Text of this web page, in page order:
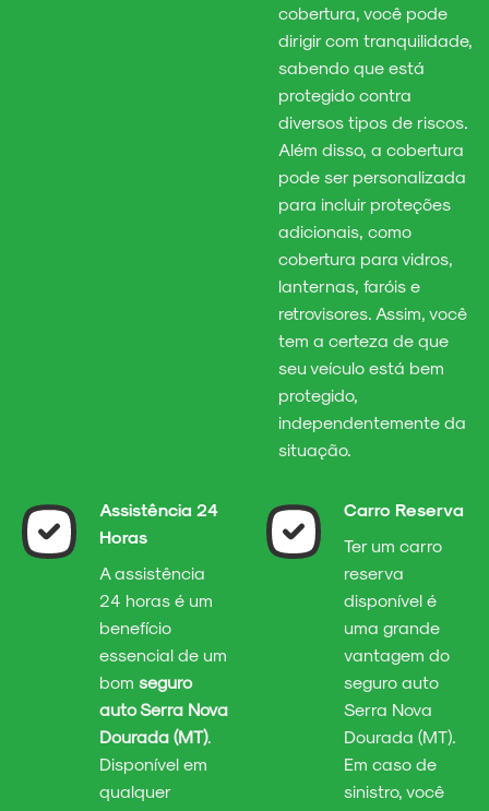
cobertura, você pode
dirigir com tranquilidade,
sabendo que está
protegido contra
diversos tipos de riscos.
Além disso, a cobertura
pode ser personalizada
para incluir proteções
adicionais, como
cobertura para vidros,
lanternas, faróis e
retrovisores. Assim, você
tem a certeza de que
seu veículo está bem
protegido,
independentemente da
situação.
Assistência 24
Horas
A assistência
24 horas é um
benefício
essencial de um
bom seguro
auto Serra Nova
Dourada (MT).
Disponível em
qualquer
Carro Reserva
Ter um carro
reserva
disponível é
uma grande
vantagem do
seguro auto
Serra Nova
Dourada (MT).
Em caso de
sinistro, você